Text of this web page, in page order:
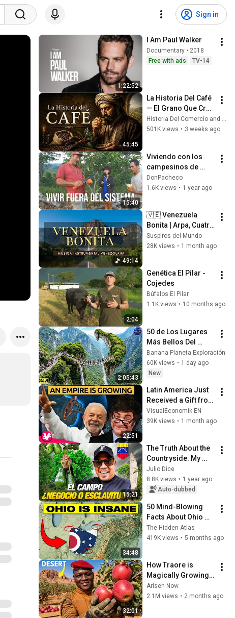
Sign in
1:22:52
I Am Paul Walker
Documentary • 2018
Free with ads
TV-14
45:45
La Historia Del Café
— El Grano Que Creó
Imperios Y Alimentó
Revoluciones
Historia Del Comercio and 3 more
501K views • 3 weeks ago
15:40
Viviendo con los
campesinos de
BARINAS,
VENEZUELA / rumbo
DonPacheco
1.6K views • 1 year ago
49:14
🇻🇪 Venezuela
Bonita | Arpa, Cuatro
y Maracas · Música
Instrumental para
Suspiros del Mundo
28K views • 1 month ago
2:04
Genética El Pilar -
Cojedes
Búfalos El Pilar
1.1K views • 10 months ago
2:05:43
50 de Los Lugares
Más Bellos Del
Planeta Que
Sorprendieron al
Mundo |
Banana Planeta Exploración
60K views • 1 day ago
New
22:51
Latin America Just
Received a Gift from
Iran... and Almost
Nobody Noticed |
VisualEconomik EN
39K views • 1 month ago
15:21
The Truth About the
Countryside: My
Respects to the
Workers of
Venezuela
Julio Dice
8.8K views • 1 year ago
Auto-dubbed
34:48
50 Mind-Blowing
Facts About Ohio
You Didn’t Know
The Hidden Atlas
419K views • 5 months ago
32:01
How Traore is
Magically Growing
Real Apples in
Desert?
Arisen Now
2.1M views • 2 months ago